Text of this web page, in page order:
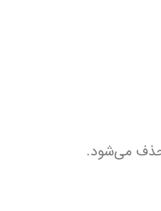
حذف می‌شود.